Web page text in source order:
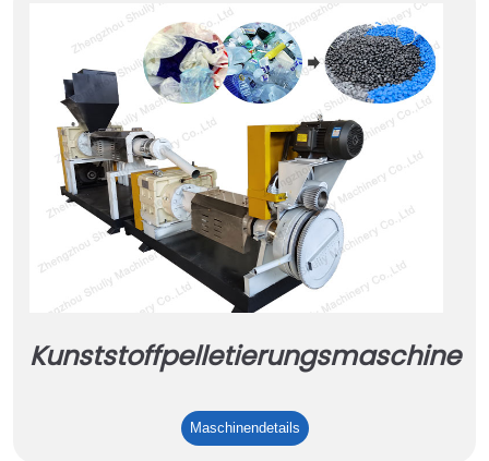
Kunststoffpelletierungsmaschine
Maschinendetails